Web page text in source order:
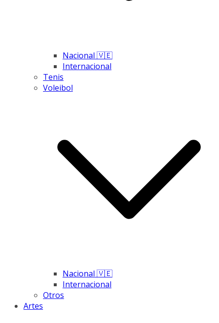
Nacional 🇻🇪
Internacional
Tenis
Voleibol
Nacional 🇻🇪
Internacional
Otros
Artes